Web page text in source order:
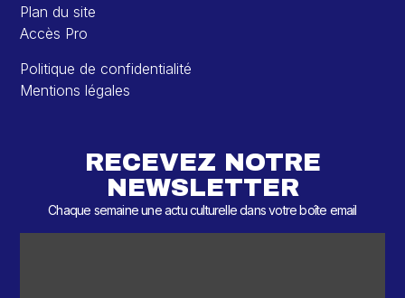
Plan du site
Accès Pro
Politique de confidentialité
Mentions légales
RECEVEZ NOTRE
NEWSLETTER
Chaque semaine une actu culturelle dans votre boîte email